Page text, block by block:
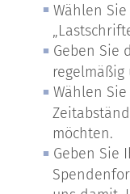
Wählen
Geben Sie
Wählen
möchten.
Geben Sie